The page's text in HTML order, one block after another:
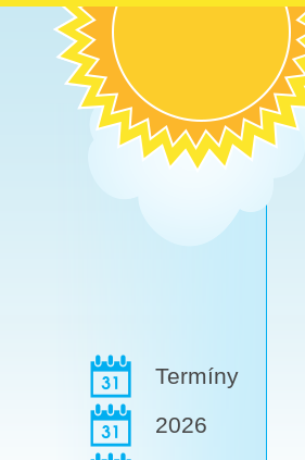
Termíny
2026